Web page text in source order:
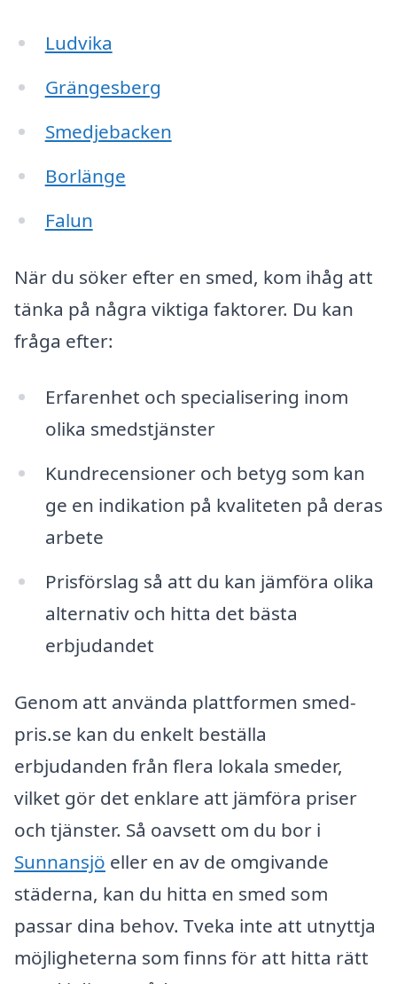
Ludvika
Grängesberg
Smedjebacken
Borlänge
Falun
När du söker efter en smed, kom ihåg att
tänka på några viktiga faktorer. Du kan
fråga efter:
Erfarenhet och specialisering inom
olika smedstjänster
Kundrecensioner och betyg som kan
ge en indikation på kvaliteten på deras
arbete
Prisförslag så att du kan jämföra olika
alternativ och hitta det bästa
erbjudandet
Genom att använda plattformen smed-
pris.se kan du enkelt beställa
erbjudanden från flera lokala smeder,
vilket gör det enklare att jämföra priser
och tjänster. Så oavsett om du bor i
Sunnansjö eller en av de omgivande
städerna, kan du hitta en smed som
passar dina behov. Tveka inte att utnyttja
möjligheterna som finns för att hitta rätt